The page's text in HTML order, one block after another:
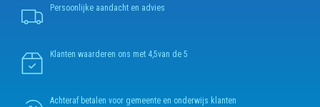
Persoonlijke aandacht en advies
Klanten waarderen ons met 4,5van de 5
Achteraf betalen voor gemeente en onderwijs klanten